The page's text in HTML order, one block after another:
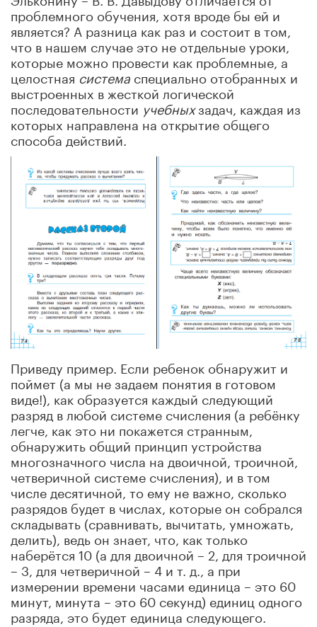
проблемного обучения, хотя вроде бы ей и
является? А разница как раз и состоит в том,
что в нашем случае это не отдельные уроки,
которые можно провести как проблемные, а
целостная система специально отобранных и
выстроенных в жесткой логической
последовательности учебныхзадач, каждая из
которых направлена на открытие общего
способа действий.
Приведу пример. Если ребенок обнаружит и
поймет (а мы не задаем понятия в готовом
виде!), как образуется каждый следующий
разряд в любой системе счисления (а ребёнку
легче, как это ни покажется странным,
обнаружить общий принцип устройства
многозначного числа на двоичной, троичной,
четверичной системе счисления), и в том
числе десятичной, то ему не важно, сколько
разрядов будет в числах, которые он собрался
складывать (сравнивать, вычитать, умножать,
делить), ведь он знает, что, как только
наберётся 10 (а для двоичной – 2, для троичной
– 3, для четверичной – 4 и т. д., а при
измерении времени часами единица – это 60
минут, минута – это 60 секунд) единиц одного
разряда, это будет единица следующего.